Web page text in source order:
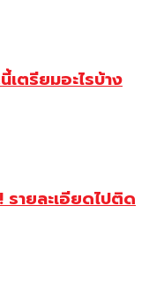
เตรียมอะไรบ้าง
รายละเอียดไปติด